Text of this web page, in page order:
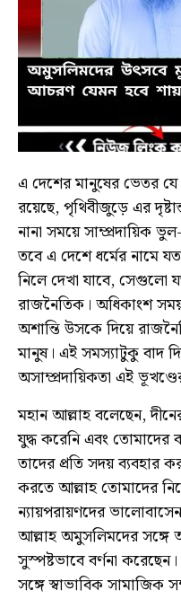
এ দেশের মানুষের ভেতর যে
রয়েছে, পৃথিবীজুড়ে এর
নানা সময়ে সাম্প্রদায়িক
তবে এ দেশে ধর্মের নামে
নিলে দেখা যাবে, সেগুলো
রাজনৈতিক। অধিকাংশ
অশান্তি উসকে দিয়ে
মানুষ। এই সমস্যাটুকু বাদ
অসাম্প্রদায়িকতা এই
মহান আল্লাহ বলেছেন,
যুদ্ধ করেনি এবং তোমাদের
তাদের প্রতি সদয় ব্যবহার
করতে আল্লাহ তোমাদের
ন্যায়পরায়ণদের
আল্লাহ অমুসলিমদের সঙ্গে
সুস্পষ্টভাবে বর্ণনা
সঙ্গে স্বাভাবিক সামাজিক